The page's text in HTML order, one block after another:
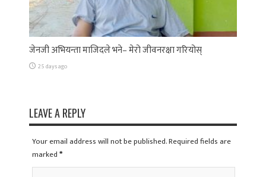
जेनजी अभियन्ता माजिदले भने– मेरो जीवनरक्षा गरियोस्
25 days ago
LEAVE A REPLY
Your email address will not be published. Required fields are
marked*